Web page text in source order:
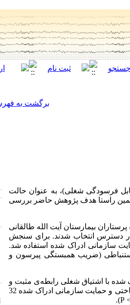
برگشت به
فرسودگی شغلی)، به عنوان حالت
همین راستا هدف پژوهش حاضر بررسی
بیمارستان آیت الله طالقانی
طریق نمونه‌گیری در دسترس انتخاب شدند. برای سنجش
سازمانی ادراک شده استفاده شد.
استنباطی (ضریب همبستگی پیرسون و
شده با اشتیاق شغلی رابطه‌ی مثبت و
معناداری وجود دارد (01/0 > P). علاوه براین، نتایج تحلیل رگرسیون نشان داد که سرمایه روانشناختی و حمایت سازمانی ادراک شده 32